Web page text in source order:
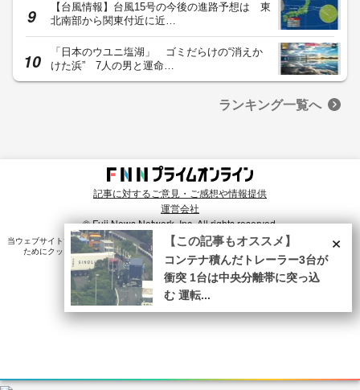
【台風情報】台風15号の今後の進路予想は 東
北南部から関東付近に近…
「日本のウユニ塩湖」 ゴミだらけの“消えか
けた浜” 7人の男と運命…
ランキング一覧へ
記事に対するご意見・ご感想や情報提供
運営会社
© Fuji News Network, Inc. All rights reserved.
当ウェブサイトでは、ユーザのニーズ・興味・関⼼に合致したコンテンツや広告配信を提供する
ためにクッキーを使⽤しています。詳細は、
プライバシーポリシー をご確認ください。×
【この記事もオススメ】
コンテナ積んだトレーラー3台が
衝突 1台は中央分離帯に突っ込
む 運転...